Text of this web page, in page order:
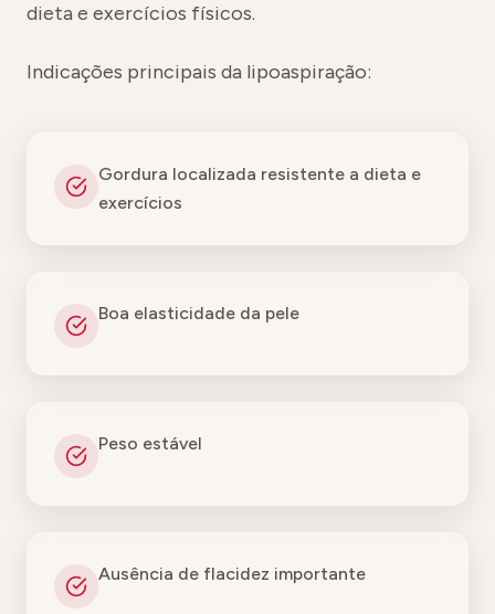
dieta e exercícios físicos.
Indicações principais da lipoaspiração:
Gordura localizada resistente a dieta e
exercícios
Boa elasticidade da pele
Peso estável
Ausência de flacidez importante